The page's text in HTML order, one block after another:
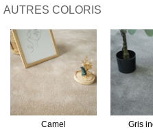
AUTRES COLORIS
Camel Gris